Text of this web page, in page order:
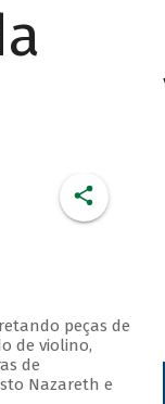
peças de
de violino,
de
Nazareth e